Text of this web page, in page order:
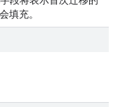
填充。